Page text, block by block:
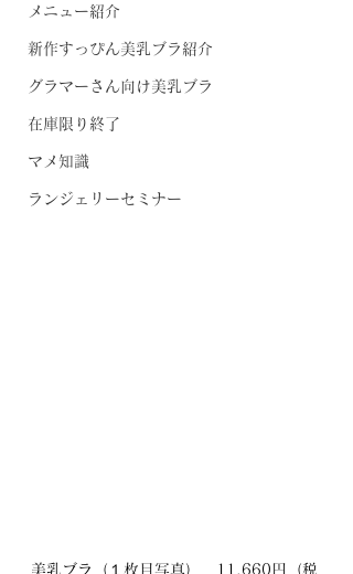
メニュー紹介
新作すっぴん美乳ブラ紹介
グラマーさん向け美乳ブラ
在庫限り終了
マメ知識
ランジェリーセミナー
美乳ブラ（１枚目写真）　11,660円（税